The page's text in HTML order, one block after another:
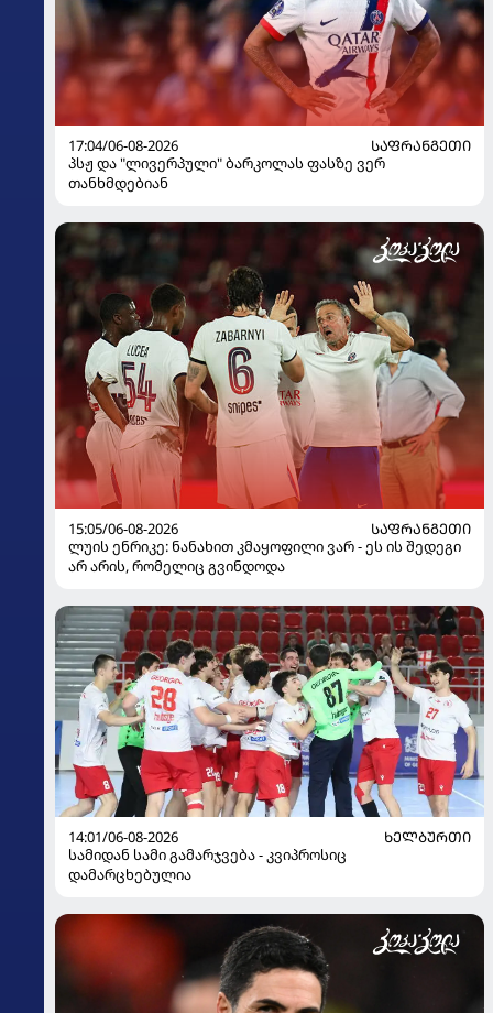
17:04/06-08-2026
ᲡᲐᲤᲠᲐᲜᲒᲔᲗᲘ
პსჟ და "ლივერპული" ბარკოლას ფასზე ვერ
თანხმდებიან
15:05/06-08-2026
ᲡᲐᲤᲠᲐᲜᲒᲔᲗᲘ
ლუის ენრიკე: ნანახით კმაყოფილი ვარ - ეს ის შედეგი
არ არის, რომელიც გვინდოდა
14:01/06-08-2026
ᲮᲔᲚᲑᲣᲠᲗᲘ
სამიდან სამი გამარჯვება - კვიპროსიც
დამარცხებულია